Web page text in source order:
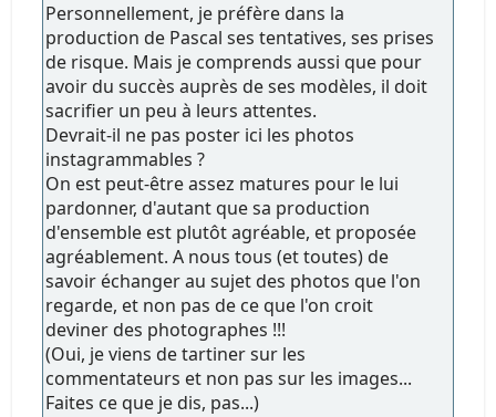
Personnellement, je préfère dans la
production de Pascal ses tentatives, ses prises
de risque. Mais je comprends aussi que pour
avoir du succès auprès de ses modèles, il doit
sacrifier un peu à leurs attentes.
Devrait-il ne pas poster ici les photos
instagrammables ?
On est peut-être assez matures pour le lui
pardonner, d'autant que sa production
d'ensemble est plutôt agréable, et proposée
agréablement. A nous tous (et toutes) de
savoir échanger au sujet des photos que l'on
regarde, et non pas de ce que l'on croit
deviner des photographes !!!
(Oui, je viens de tartiner sur les
commentateurs et non pas sur les images...
Faites ce que je dis, pas...)